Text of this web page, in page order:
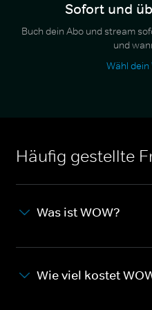
Sofort und
Buch dein Abo und stream
und
Wähl
Häufig gestellte
Was ist WOW?
Wie viel kostet